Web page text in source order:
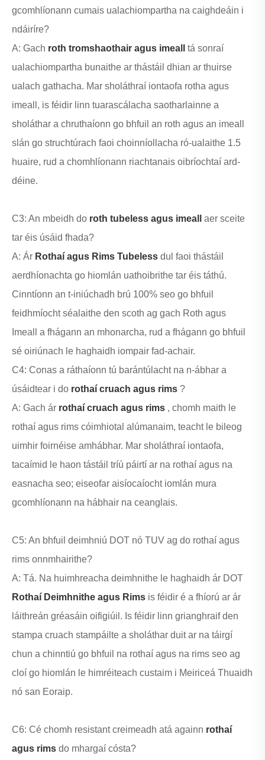
gcomhlíonann cumais ualachiompartha na caighdeáin i
ndáiríre?
A: Gach roth tromshaothair agus imeall
tá sonraí
ualachiompartha bunaithe ar thástáil dhian ar thuirse
ualach gathacha. Mar sholáthraí iontaofa rotha agus
imeall, is féidir linn tuarascálacha saotharlainne a
sholáthar a chruthaíonn go bhfuil an roth agus an imeall
slán go struchtúrach faoi choinníollacha ró-ualaithe 1.5
huaire, rud a chomhlíonann riachtanais oibríochtaí ard-
déine.
C3: An mbeidh do roth tubeless agus imeall
aer sceite
tar éis úsáid fhada?
A: Ár Rothaí agus Rims Tubeless dul faoi thástáil
aerdhíonachta go hiomlán uathoibrithe tar éis táthú.
Cinntíonn an t-iniúchadh brú 100% seo go bhfuil
feidhmíocht séalaithe den scoth ag gach Roth agus
Imeall a fhágann an mhonarcha, rud a fhágann go bhfuil
sé oiriúnach le haghaidh iompair fad-achair.
C4: Conas a ráthaíonn tú barántúlacht na n-ábhar a
úsáidtear i do rothaí cruach agus rims ?
A: Gach ár rothaí cruach agus rims , chomh maith le
rothaí agus rims cóimhiotal alúmanaim, teacht le bileog
uimhir foirnéise amhábhar. Mar sholáthraí iontaofa,
tacaímid le haon tástáil tríú páirtí ar na rothaí agus na
easnacha seo; eiseofar aisíocaíocht iomlán mura
gcomhlíonann na hábhair na ceanglais.
C5: An bhfuil deimhniú DOT nó TUV ag do rothaí agus
rims onnmhairithe?
A: Tá. Na huimhreacha deimhnithe le haghaidh ár DOT
Rothaí Deimhnithe agus Rims is féidir é a fhíorú ar ár
láithreán gréasáin oifigiúil. Is féidir linn grianghraif den
stampa cruach stampáilte a sholáthar duit ar na táirgí
chun a chinntiú go bhfuil na rothaí agus na rims seo ag
cloí go hiomlán le himréiteach custaim i Meiriceá Thuaidh
nó san Eoraip.
C6: Cé chomh resistant creimeadh atá againn rothaí
agus rims do mhargaí cósta?